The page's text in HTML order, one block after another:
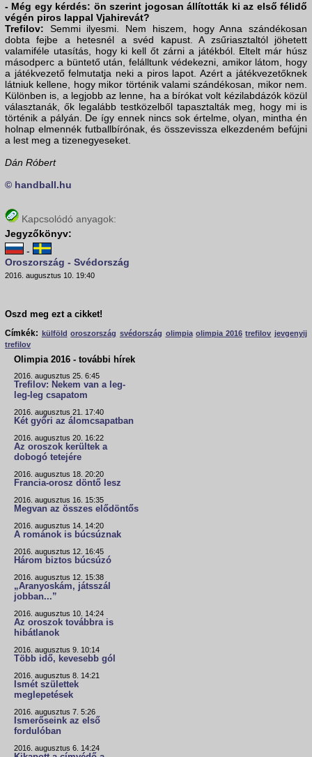
- Még egy kérdés: ön szerint jogosan állították ki az első félidő
végén piros lappal Vjahirevát?
Trefilov: Semmi ilyesmi. Nem hiszem, hogy Anna szándékosan
dobta fejbe a hetesnél a svéd kapust. A zsűriasztaltól jöhetett
valamiféle utasítás, hogy ki kell őt zárni a játékból. Eltelt már húsz
másodperc a büntető után, felálltunk védekezni, amikor látom, hogy
a játékvezető felmutatja neki a piros lapot. Azért a játékvezetőknek
látniuk kellene, hogy mikor történik valami szándékosan, mikor nem.
Különben is, a legjobb az lenne, ha a bírókat volt kézilabdázók közül
választanák, ők legalább testközelből tapasztalták meg, hogy mi is
történik a pályán. De így ennek nincs sok értelme, olyan, mintha én
holnap elmennék futballbírónak, és összevissza elkezdeném befújni
a lest meg a tizenegyeseket.
Dán Róbert
© handball.hu
Kapcsolódó anyagok:
Jegyzőkönyv:
-
Oroszország - Svédország
2016. augusztus 10. 19:40
Oszd meg ezt a cikket!
Címkék: külföld oroszország svédország olimpia olimpia 2016 trefilov jevgenyij
trefilov
Olimpia 2016 - további hírek
2016. augusztus 25. 6:45
Trefilov: Nekem van a leg-
leg-leg csapatom
2016. augusztus 21. 17:40
Két győri az álomcsapatban
2016. augusztus 20. 16:22
Az oroszok kerültek a
dobogó tetejére
2016. augusztus 18. 20:20
Francia-orosz döntő lesz
2016. augusztus 16. 15:35
Megvan az összes elődöntős
2016. augusztus 14. 14:20
A románok is búcsúznak
2016. augusztus 12. 16:45
Három biztos búcsúzó
2016. augusztus 12. 15:38
„Aranyoskám, játsszál
jobban...”
2016. augusztus 10. 14:24
Az oroszok továbbra is
hibátlanok
2016. augusztus 9. 10:14
Több idő, kevesebb gól
2016. augusztus 8. 14:21
Ismét születtek
meglepetések
2016. augusztus 7. 5:26
Ismerőseink az első
fordulóban
2016. augusztus 6. 14:24